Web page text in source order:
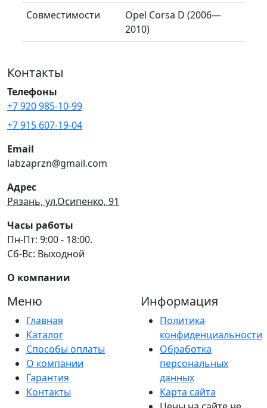
Совместимости
Opel Corsa D (2006—
2010)
Контакты
Телефоны
+7 920 985-10-99
+7 915 607-19-04
Email
labzaprzn@gmail.com
Адрес
Рязань, ул.Осипенко, 91
Часы работы
Пн-Пт: 9:00 - 18:00.
Сб-Вс: Выходной
О компании
Меню
Главная
Каталог
Способы оплаты
О компании
Гарантия
Контакты
Информация
Политика
конфиденциальности
Обработка
персональных
данных
Карта сайта